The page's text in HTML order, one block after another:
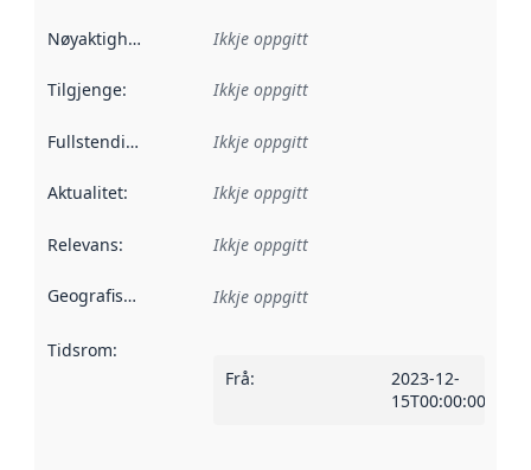
Nøyaktigheit Ikkje oppgitt
Tilgjenge: Ikkje oppgitt
Fullstendigheit Ikkje oppgitt
Aktualitet: Ikkje oppgitt
Relevans: Ikkje oppgitt
Geografisk område Ikkje oppgitt
Tidsrom:
Frå:
2023-12-
15T00:00:00Z